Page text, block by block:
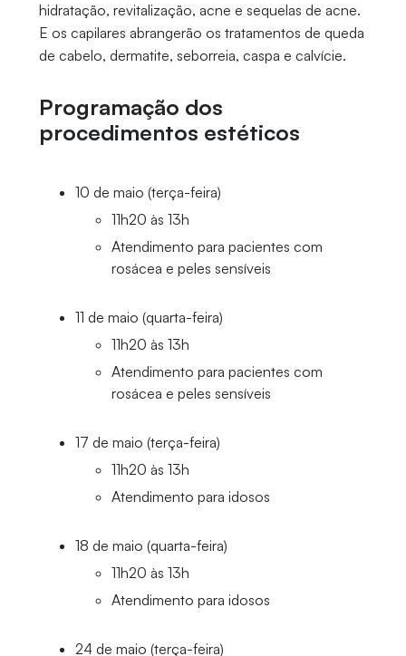
hidratação, revitalização, acne e sequelas de acne.
E os capilares abrangerão os tratamentos de queda
de cabelo, dermatite, seborreia, caspa e calvície.
Programação dos
procedimentos estéticos
10 de maio (terça-feira)
11h20 às 13h
Atendimento para pacientes com
rosácea e peles sensíveis
11 de maio (quarta-feira)
11h20 às 13h
Atendimento para pacientes com
rosácea e peles sensíveis
17 de maio (terça-feira)
11h20 às 13h
Atendimento para idosos
18 de maio (quarta-feira)
11h20 às 13h
Atendimento para idosos
24 de maio (terça-feira)